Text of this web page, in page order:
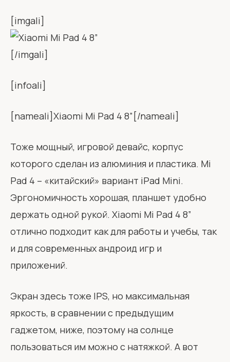
[imgali]
[/imgali]
[infoali]
[nameali]Xiaomi Mi Pad 4 8”[/nameali]
Тоже мощный, игровой девайс, корпус
которого сделан из алюминия и пластика. Mi
Pad 4 – «китайский» вариант iPad Mini.
Эргономичность хорошая, планшет удобно
держать одной рукой. Xiaomi Mi Pad 4 8”
отлично подходит как для работы и учебы, так
и для современных андроид игр и
приложений.
Экран здесь тоже IPS, но максимальная
яркость, в сравнении с предыдущим
гаджетом, ниже, поэтому на солнце
пользоваться им можно с натяжкой. А вот